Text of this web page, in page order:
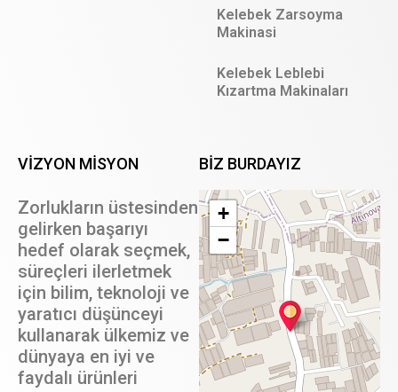
Kelebek Zarsoyma
Makinasi
Kelebek Leblebi
Kızartma Makinaları
VİZYON MİSYON
Zorlukların üstesinden
gelirken başarıyı
hedef olarak seçmek,
süreçleri ilerletmek
için bilim, teknoloji ve
yaratıcı düşünceyi
kullanarak ülkemiz ve
dünyaya en iyi ve
faydalı ürünleri
BIZ BURDAYIZ
+
−